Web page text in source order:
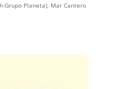
Grupo Planeta), Mar Cantero